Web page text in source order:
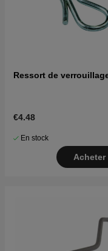
Ressort de
€4.48
En stock
Acheter